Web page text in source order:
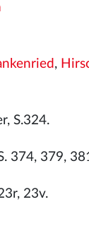
,
S.324.
374, 379,
23v.